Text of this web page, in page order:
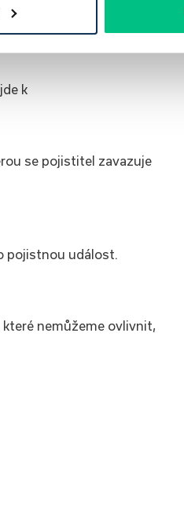
k
se pojistitel zavazuje
pojistnou událost.
nemůžeme ovlivnit,